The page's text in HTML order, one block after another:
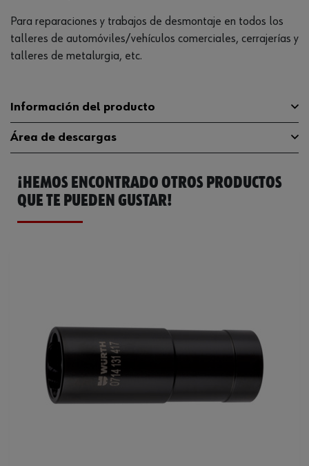
Para reparaciones y trabajos de desmontaje en todos los
talleres de automóviles/vehículos comerciales, cerrajerías y
talleres de metalurgia, etc.
Información del producto
Longitud 38 mm
Accionamiento 1/2 pulgadas
Ancho de llave
Área de descargas
Catálogo General 0714131317
¡HEMOS ENCONTRADO OTROS PRODUCTOS
QUE TE PUEDEN GUSTAR!